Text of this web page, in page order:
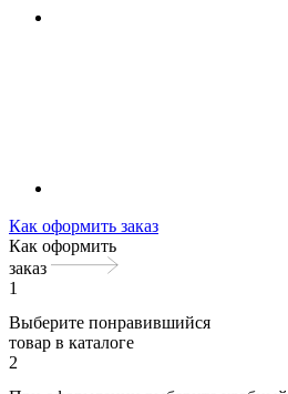
Как оформить заказ
Как оформить
заказ
1
Выберите понравившийся
товар в каталоге
2